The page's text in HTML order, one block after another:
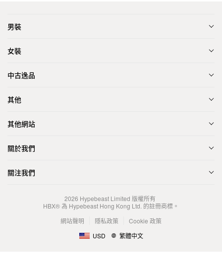
男裝
女裝
中古逸品
其他
其他網站
關於我們
關注我們
2026 Hypebeast Limited 版權所有
HBX® 為 Hypebeast Hong Kong Ltd. 的註冊商標。
網站聲明
隱私政策
Cookie 政策
USD
繁體中文